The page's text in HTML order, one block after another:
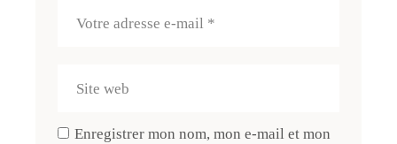
Enregistrer mon nom, mon e-mail et mon